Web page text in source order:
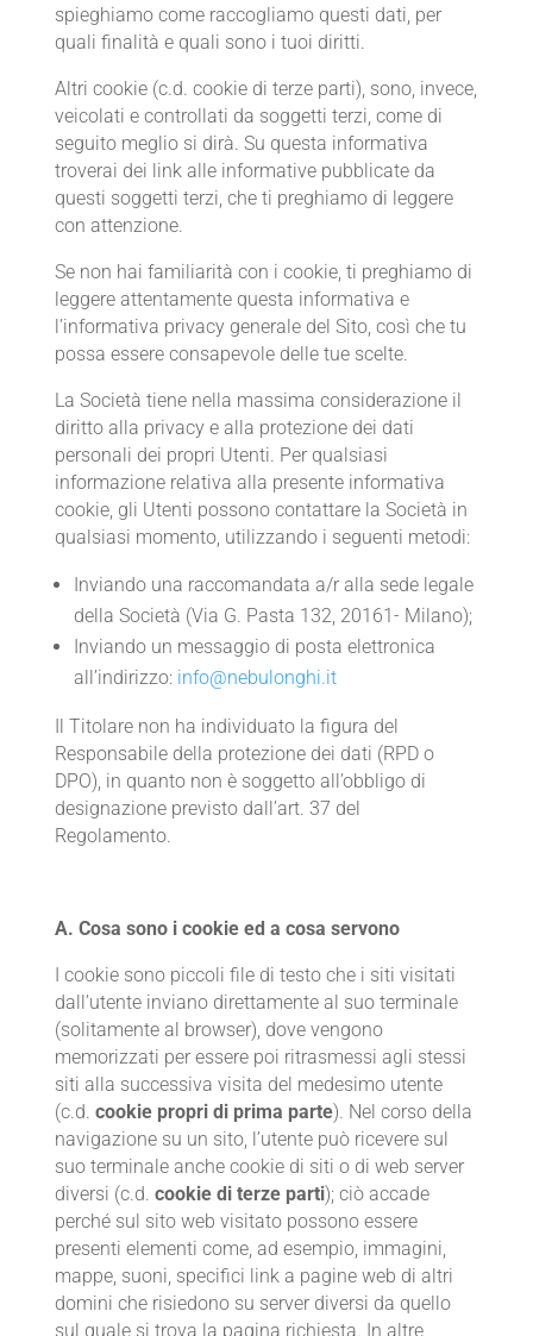
spieghiamo come raccogliamo questi dati, per
quali finalità e quali sono i tuoi diritti.
Altri cookie (c.d. cookie di terze parti), sono, invece,
veicolati e controllati da soggetti terzi, come di
seguito meglio si dirà. Su questa informativa
troverai dei link alle informative pubblicate da
questi soggetti terzi, che ti preghiamo di leggere
con attenzione.
Se non hai familiarità con i cookie, ti preghiamo di
leggere attentamente questa informativa e
l’informativa privacy generale del Sito, così che tu
possa essere consapevole delle tue scelte.
La Società tiene nella massima considerazione il
diritto alla privacy e alla protezione dei dati
personali dei propri Utenti. Per qualsiasi
informazione relativa alla presente informativa
cookie, gli Utenti possono contattare la Società in
qualsiasi momento, utilizzando i seguenti metodi:
Inviando una raccomandata a/r alla sede legale
della Società (Via G. Pasta 132, 20161- Milano);
Inviando un messaggio di posta elettronica
all’indirizzo: info@nebulonghi.it
Il Titolare non ha individuato la figura del
Responsabile della protezione dei dati (RPD o
DPO), in quanto non è soggetto all’obbligo di
designazione previsto dall’art. 37 del
Regolamento.
A. Cosa sono i cookie ed a cosa servono
I cookie sono piccoli file di testo che i siti visitati
dall’utente inviano direttamente al suo terminale
(solitamente al browser), dove vengono
memorizzati per essere poi ritrasmessi agli stessi
siti alla successiva visita del medesimo utente
(c.d. cookie propri di prima parte). Nel corso della
navigazione su un sito, l’utente può ricevere sul
suo terminale anche cookie di siti o di web server
diversi (c.d. cookie di terze parti); ciò accade
perché sul sito web visitato possono essere
presenti elementi come, ad esempio, immagini,
mappe, suoni, specifici link a pagine web di altri
domini che risiedono su server diversi da quello
sul quale si trova la pagina richiesta. In altre